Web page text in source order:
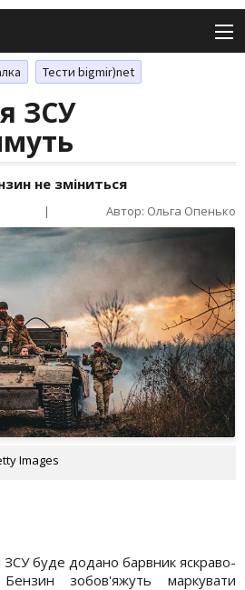
Тести bigmir)net
ЗСУ
не зміниться
| Автор: Ольга Опенько
Images
буде додано барвник яскраво-
зобов'яжуть маркувати